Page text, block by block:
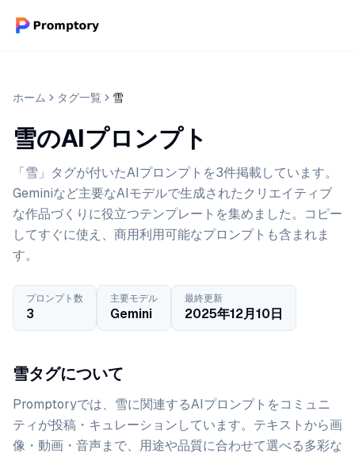
ホーム タグ一覧 雪
雪のAIプロンプト
「雪」タグが付いたAIプロンプトを3件掲載しています。
Geminiなど主要なAIモデルで生成されたクリエイティブ
な作品づくりに役立つテンプレートを集めました。コピー
してすぐに使え、商用利用可能なプロンプトも含まれま
す。
プロンプト数
3
主要モデル
Gemini
最終更新
2025年12月10日
雪タグについて
Promptoryでは、 雪に関連するAIプロンプトをコミュニ
ティが投稿・キュレーションしています。 テキストから画
像・動画・音声まで、用途や品質に合わせて選べる多彩な